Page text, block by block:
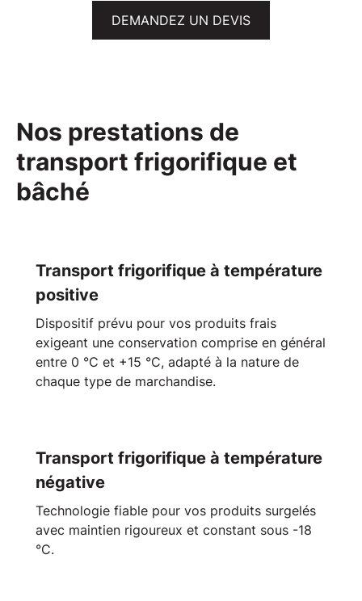
DEMANDEZ UN DEVIS
Nos prestations de
transport frigorifique et
bâché
Transport frigorifique à température
positive
Dispositif prévu pour vos produits frais
exigeant une conservation comprise en général
entre 0 °C et +15 °C, adapté à la nature de
chaque type de marchandise.
Transport frigorifique à température
négative
Technologie fiable pour vos produits surgelés
avec maintien rigoureux et constant sous -18
°C.